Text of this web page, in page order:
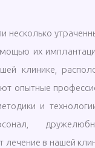
несколько
их
клинике,
опытные
и
лечение в нашей